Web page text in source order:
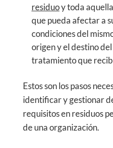
residuoy toda
que pueda afectar a
condiciones del
origen y el destino
tratamiento que
Estos son los pasos
identificar y gestionar
requisitos en residuos
de una organización.